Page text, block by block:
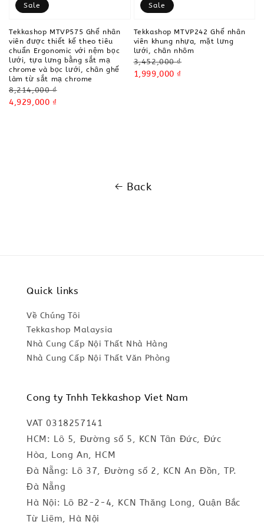
Sale
Tekkashop MTVP575 Ghế nhân
viên được thiết kế theo tiêu
chuẩn Ergonomic với nệm bọc
lưới, tựa lưng bằng sắt mạ
chrome và bọc lưới, chân ghế
làm từ sắt mạ chrome
Regular
price
8,214,000 ₫
Sale
4,929,000 ₫
Sale
Tekkashop MTVP242 Ghế nhân
viên khung nhựa, mặt lưng
lưới, chân nhôm
Regular
price
3,452,000 ₫
Sale
1,999,000 ₫
Back
Quick links
Về Chúng Tôi
Tekkashop Malaysia
Nhà Cung Cấp Nội Thất Nhà Hàng
Nhà Cung Cấp Nội Thất Văn Phòng
Cong ty Tnhh Tekkashop Viet Nam
VAT 0318257141
HCM: Lô 5, Đường số 5, KCN Tân Đức, Đức
Hòa, Long An, HCM
Đà Nẵng: Lô 37, Đường số 2, KCN An Đồn, TP.
Đà Nẵng
Hà Nội: Lô B2-2-4, KCN Thăng Long, Quận Bắc
Từ Liêm, Hà Nội